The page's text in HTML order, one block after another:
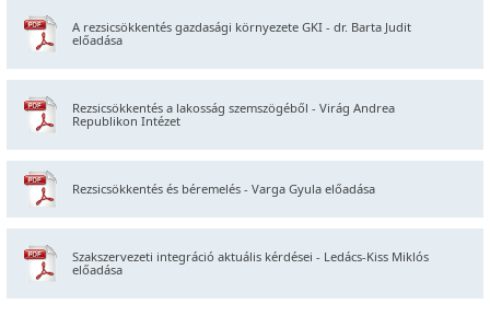
A rezsicsökkentés gazdasági környezete GKI - dr. Barta Judit
előadása
Rezsicsökkentés a lakosság szemszögéből - Virág Andrea
Republikon Intézet
Rezsicsökkentés és béremelés - Varga Gyula előadása
Szakszervezeti integráció aktuális kérdései - Ledács-Kiss Miklós
előadása